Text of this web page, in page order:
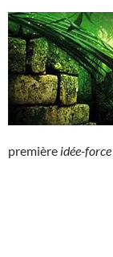
première idée-force